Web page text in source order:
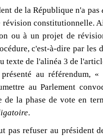
de la République n'a pas
révision constitutionnelle.
ou à un projet de
c'est‑à‑dire par les
texte de l'alinéa 3 de
au référendum,
au Parlement
de la phase de vote en
.
pas refuser au président